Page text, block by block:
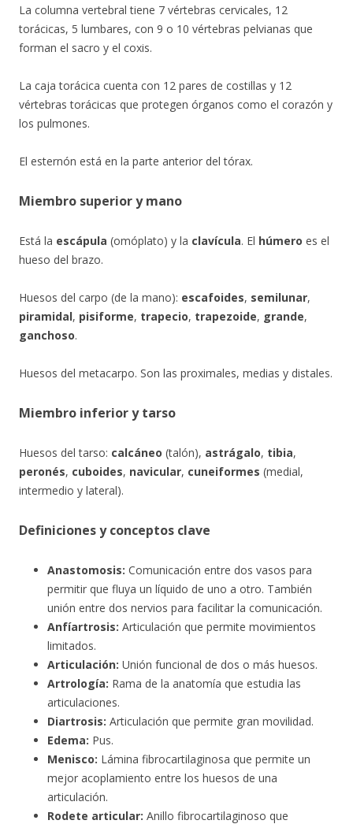
La columna vertebral tiene 7 vértebras cervicales, 12
torácicas, 5 lumbares, con 9 o 10 vértebras pelvianas que
forman el sacro y el coxis.
La caja torácica cuenta con 12 pares de costillas y 12
vértebras torácicas que protegen órganos como el corazón y
los pulmones.
El esternón está en la parte anterior del tórax.
Miembro superior y mano
Está la escápula (omóplato) y la clavícula. El húmero es el
hueso del brazo.
Huesos del carpo (de la mano): escafoides, semilunar,
piramidal, pisiforme, trapecio, trapezoide, grande,
ganchoso.
Huesos del metacarpo. Son las proximales, medias y distales.
Miembro inferior y tarso
Huesos del tarso: calcáneo (talón), astrágalo, tibia,
peronés, cuboides, navicular, cuneiformes (medial,
intermedio y lateral).
Definiciones y conceptos clave
Anastomosis: Comunicación entre dos vasos para
permitir que fluya un líquido de uno a otro. También
unión entre dos nervios para facilitar la comunicación.
Anfíartrosis: Articulación que permite movimientos
limitados.
Articulación: Unión funcional de dos o más huesos.
Artrología: Rama de la anatomía que estudia las
articulaciones.
Diartrosis: Articulación que permite gran movilidad.
Edema: Pus.
Menisco: Lámina fibrocartilaginosa que permite un
mejor acoplamiento entre los huesos de una
articulación.
Rodete articular: Anillo fibrocartilaginoso que